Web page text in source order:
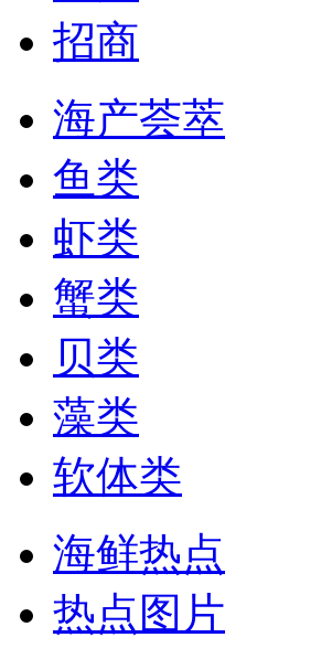
招商
海产荟萃
鱼类
虾类
蟹类
贝类
藻类
软体类
海鲜热点
热点图片